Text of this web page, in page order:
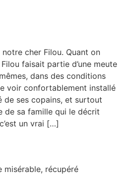
cher Filou. Quant on
faisait partie d’une meute
dans des conditions
voir confortablement installé
de ses copains, et surtout
de sa famille qui le décrit
un vrai […]
récupéré